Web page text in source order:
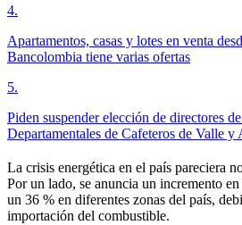
4.
Apartamentos, casas y lotes en venta
Bancolombia tiene varias ofertas
5.
Piden suspender elección de directores
Departamentales de Cafeteros de Valle y
La crisis energética en el país pareciera
Por un lado, se anuncia un incremento en
un 36 % en diferentes zonas del país,
importación del combustible.